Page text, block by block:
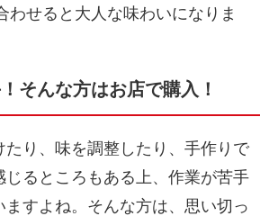
わせると大人な味わいになりま
そんな方はお店で購入！
たり、味を調整したり、手作りで
じるところもある上、作業が苦手
ますよね。そんな方は、思い切っ